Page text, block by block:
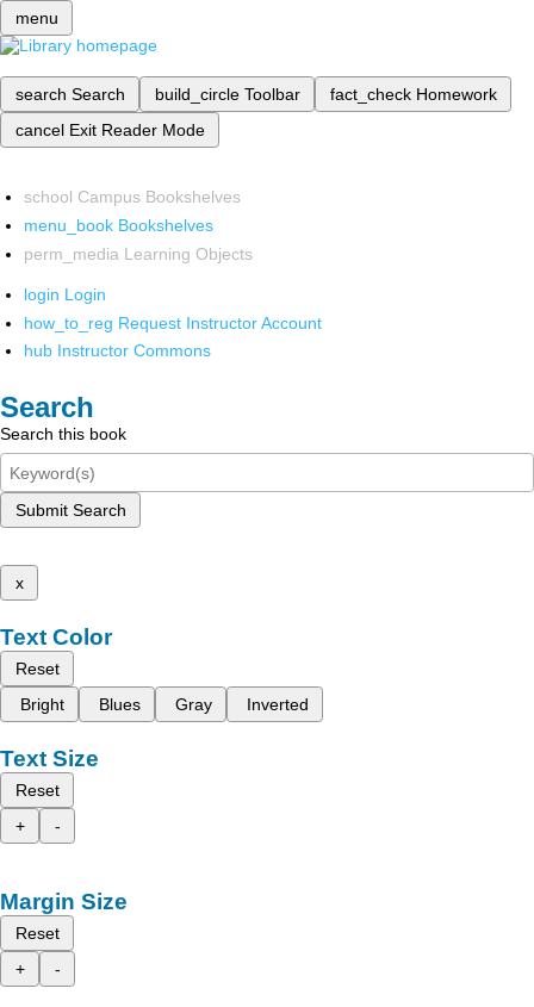
menu
search Search build_circle Toolbar fact_check Homework
cancel Exit Reader Mode
school Campus Bookshelves
menu_book Bookshelves
perm_media Learning Objects
login Login
how_to_reg Request Instructor Account
hub Instructor Commons
Search
Search this book
Submit Search
x
Text Color
Reset
Bright
Blues Gray Inverted
Text Size
Reset
+
-
Margin Size
Reset
+
-